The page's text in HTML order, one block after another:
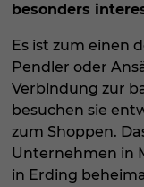
besonders
Es ist zum einen
Pendler oder
Verbindung zur
besuchen sie
zum Shoppen.
Unternehmen in
in Erding